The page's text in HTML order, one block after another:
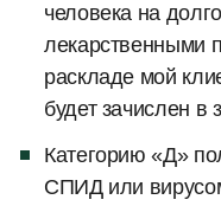
человека на
лекарственными
раскладе мой
будет зачислен в
Категорию «Д»
СПИД или